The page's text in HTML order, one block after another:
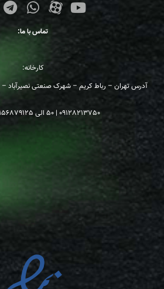
تماس با ما:
کارخانه:
آدرس تهران – رباط کریم – شهرک صنعتی نصیرآباد – خیابان
09128213750 | 50 الی 02156879125 | 53306